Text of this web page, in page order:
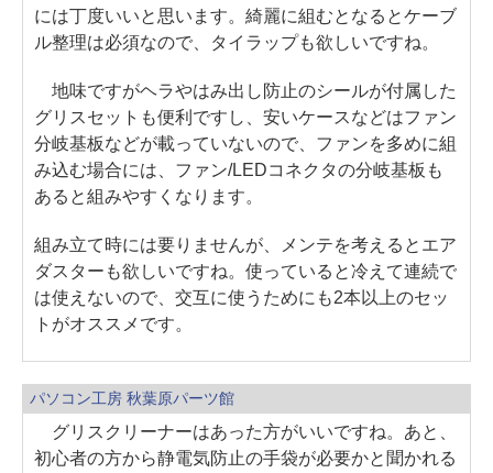
には丁度いいと思います。綺麗に組むとなるとケーブ
ル整理は必須なので、タイラップも欲しいですね。
地味ですがヘラやはみ出し防止のシールが付属した
グリスセットも便利ですし、安いケースなどはファン
分岐基板などが載っていないので、ファンを多めに組
み込む場合には、ファン/LEDコネクタの分岐基板も
あると組みやすくなります。
組み立て時には要りませんが、メンテを考えるとエア
ダスターも欲しいですね。使っていると冷えて連続で
は使えないので、交互に使うためにも2本以上のセッ
トがオススメです。
パソコン工房 秋葉原パーツ館
グリスクリーナーはあった方がいいですね。あと、
初心者の方から静電気防止の手袋が必要かと聞かれる